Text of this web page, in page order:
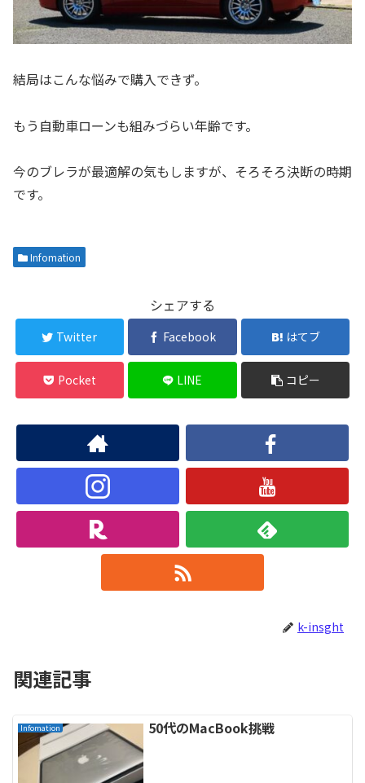
結局はこんな悩みで購入できず。
もう自動車ローンも組みづらい年齢です。
今のブレラが最適解の気もしますが、そろそろ決断の時期
です。
Infomation
シェアする
Twitter Facebook はてブ
Pocket LINE コピー
k-insght
関連記事
Infomation 50代のMacBook挑戦